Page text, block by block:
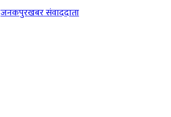
जनकपुरखबर संवाददाता